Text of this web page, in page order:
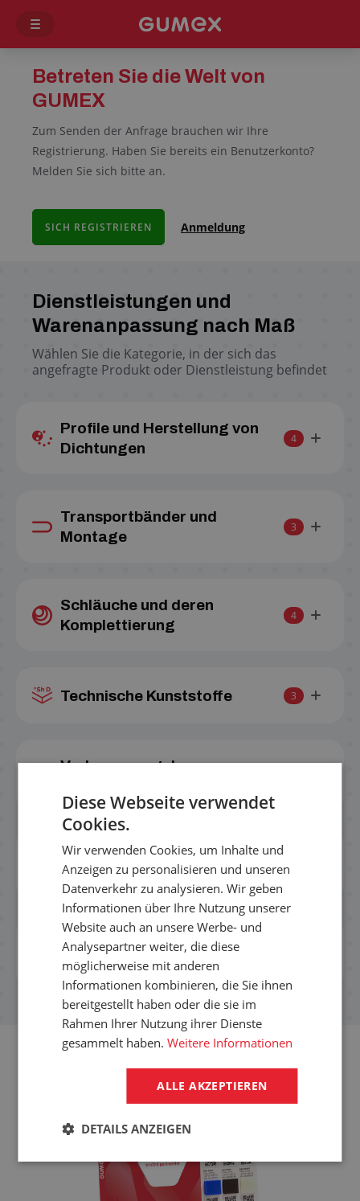
Betreten Sie die Welt von
GUMEX
Zum Senden der Anfrage brauchen wir Ihre
Registrierung. Haben Sie bereits ein Benutzerkonto?
Melden Sie sich bitte an.
Anmeldung
SICH REGISTRIEREN
Dienstleistungen und
Warenanpassung nach Maß
Wählen Sie die Kategorie, in der sich das
angefragte Produkt oder Dienstleistung befindet
Profile und Herstellung von
Dichtungen
4
Transportbänder und
Montage
3
Schläuche und deren
Komplettierung
4
Technische Kunststoffe 3
Verbesserung der
Weitere Gummi- und
Kunststoffprodukte
Elektroinstallation mit mehr
Sicherheit
Diese Webseite verwendet
Cookies.
Wir verwenden Cookies, um Inhalte und
Anzeigen zu personalisieren und unseren
Datenverkehr zu analysieren. Wir geben
Informationen über Ihre Nutzung unserer
Website auch an unsere Werbe- und
Analysepartner weiter, die diese
möglicherweise mit anderen
Informationen kombinieren, die Sie ihnen
bereitgestellt haben oder die sie im
Rahmen Ihrer Nutzung ihrer Dienste
gesammelt haben.Weitere Informationen
ALLE AKZEPTIEREN
DETAILS ANZEIGEN